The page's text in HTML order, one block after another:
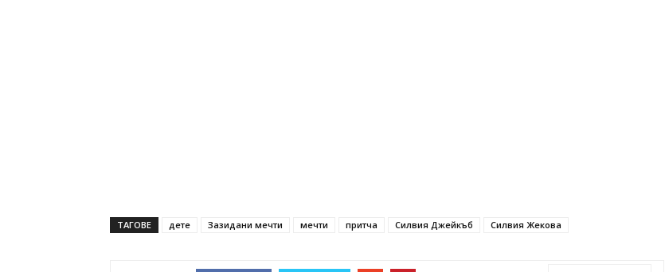
ТАГОВЕ дете Зазидани мечти мечти притча Силвия Джейкъб Силвия Жекова